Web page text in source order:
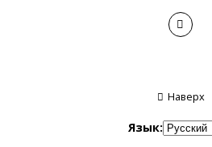
Наверх
Язык: